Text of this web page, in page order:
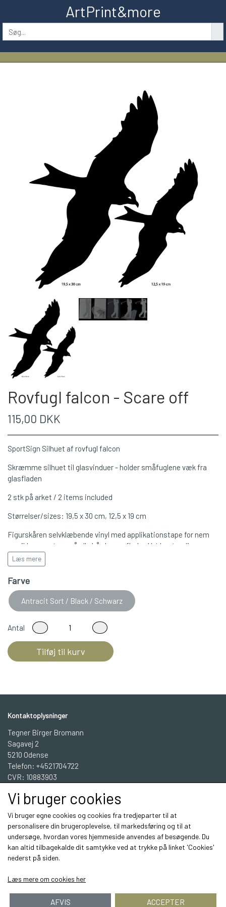
ArtPrint&more
Rovfugl falcon - Scare off
115,00 DKK
SportSign Silhuet af rovfugl falcon
Skræmme silhuet til glasvinduer - holder småfuglene væk fra
glasfladen
2 stk på arket / 2 items included
Størrelser/sizes: 19,5 x 30 cm, 12,5 x 19 cm
Figurskåren selvklæbende vinyl med applikationstape for nem
og sikker montage på alle hårde overflader. Vejrbestandig.
Cutout adhesive vinyl with applicationtape for easy and safe
mounting on any hard and clean surface.
Læs mere
Farve
Antracit Sort / Black / Schwarz
Antal
Tilføj til kurv
Kontaktoplysninger
Tegner Birger Bromann
Sagavej 2
5210 Odense
Telefon: +4521704722
CVR: 10883903
BBGrafisk Workshop INFO
Sociale medier
Vi bruger cookies
Vi bruger egne cookies og cookies fra tredjeparter til at
personalisere din brugeroplevelse, til markedsføring og til at
undersøge, hvordan vores hjemmeside anvendes af besøgende. Du
kan altid tilbagekalde dit samtykke ved at trykke på linket 'Cookies'
nederst på siden.
Læs mere om cookies her
AFVIS ACCEPTER